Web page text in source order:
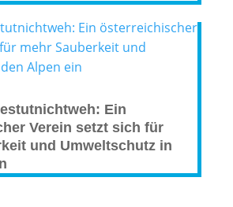
Ein
Verein setzt sich für
und Umweltschutz in